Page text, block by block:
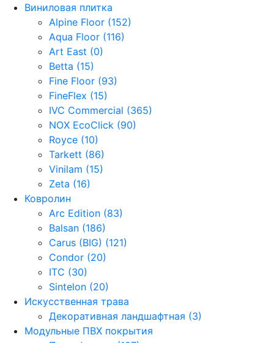
Виниловая плитка
Alpine Floor (152)
Aqua Floor (116)
Art East (0)
Betta (15)
Fine Floor (93)
FineFlex (15)
IVC Commercial (365)
NOX EcoClick (90)
Royce (10)
Tarkett (86)
Vinilam (15)
Zeta (16)
Ковролин
Arc Edition (83)
Balsan (186)
Carus (BIG) (121)
Condor (20)
ITC (30)
Sintelon (20)
Искусственная трава
Декоративная ландшафтная (3)
Модульные ПВХ покрытия